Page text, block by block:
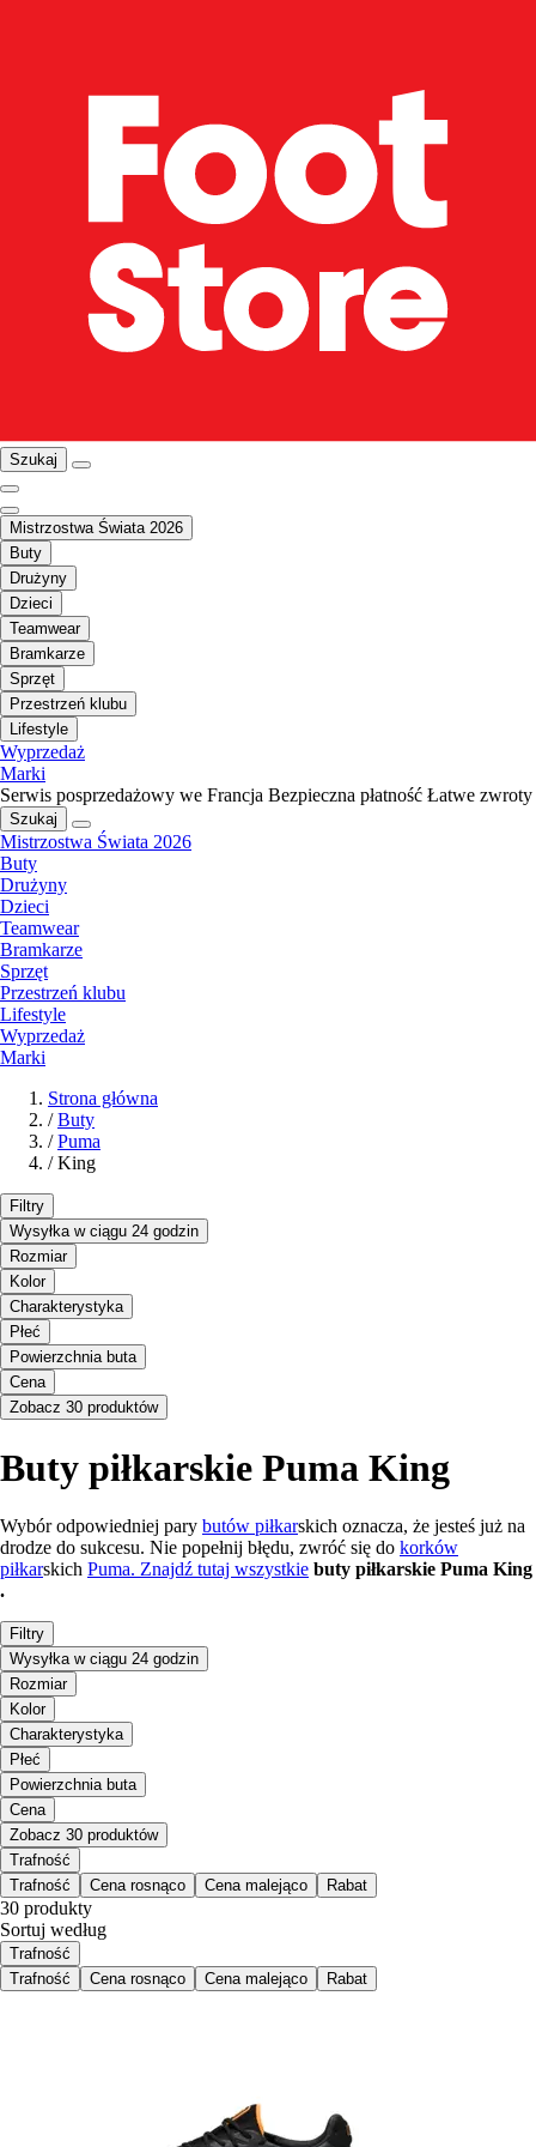
Szukaj
Mistrzostwa Świata 2026
Buty
Drużyny
Dzieci
Teamwear
Bramkarze
Sprzęt
Przestrzeń klubu
Lifestyle
Wyprzedaż
Marki
Serwis posprzedażowy we Francja Bezpieczna płatność Łatwe zwroty
Szukaj
Mistrzostwa Świata 2026
Buty
Drużyny
Dzieci
Teamwear
Bramkarze
Sprzęt
Przestrzeń klubu
Lifestyle
Wyprzedaż
Marki
Strona główna
/ Buty
/ Puma
/ King
Filtry
Wysyłka w ciągu 24 godzin
Rozmiar
Kolor
Charakterystyka
Płeć
Powierzchnia buta
Cena
Zobacz 30 produktów
Buty piłkarskie Puma King
Wybór odpowiedniej pary butów piłkarskich oznacza, że jesteś już na
drodze do sukcesu. Nie popełnij błędu, zwróć się do korków
piłkarskich Puma. Znajdź tutaj wszystkie buty piłkarskie Puma King
.
Filtry
Wysyłka w ciągu 24 godzin
Rozmiar
Kolor
Charakterystyka
Płeć
Powierzchnia buta
Cena
Zobacz 30 produktów
Trafność
Trafność
Cena rosnąco Cena malejąco Rabat
30 produkty
Sortuj według
Trafność
Trafność
Cena rosnąco Cena malejąco Rabat